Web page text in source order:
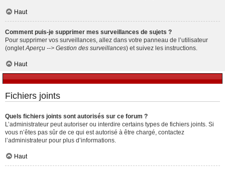
Haut
Comment puis-je supprimer mes surveillances de sujets ?
Pour supprimer vos surveillances, allez dans votre panneau de l’utilisateur
(onglet Aperçu --> Gestion des surveillances) et suivez les instructions.
Haut
Fichiers joints
Quels fichiers joints sont autorisés sur ce forum ?
L’administrateur peut autoriser ou interdire certains types de fichiers joints. Si
vous n’êtes pas sûr de ce qui est autorisé à être chargé, contactez
l’administrateur pour plus d’informations.
Haut